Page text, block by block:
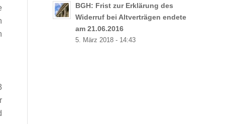
BGH: Frist zur Erklärung des
Widerruf bei Altverträgen endete
am 21.06.2016
5. März 2018 - 14:43